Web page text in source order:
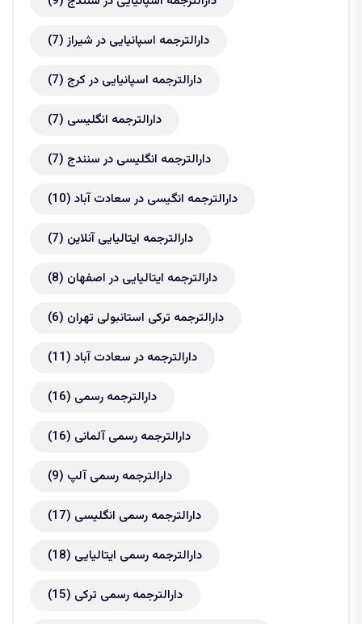
دارالترجمه اسپانیایی در شیراز(7)
دارالترجمه اسپانیایی در کرج (7)
دارالترجمه انگلیسی (7)
دارالترجمه انگلیسی در سنندج (7)
دارالترجمه انگیسی در سعادت آباد (10)
دارالترجمه ایتالیایی آنلاین (7)
دارالترجمه ایتالیایی در اصفهان (8)
دارالترجمه ترکی استانبولی تهران (6)
دارالترجمه در سعادت آباد (11)
دارالترجمه رسمی (16)
دارالترجمه رسمی آلمانی (16)
دارالترجمه رسمی آلپ (9)
دارالترجمه رسمی انگلیسی (17)
دارالترجمه رسمی ایتالیایی (18)
دارالترجمه رسمی ترکی (15)